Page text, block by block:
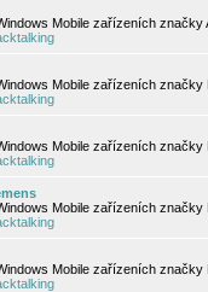
Mobile zařízeních značky
Mobile zařízeních značky
Mobile zařízeních značky
Mobile zařízeních značky
Mobile zařízeních značky